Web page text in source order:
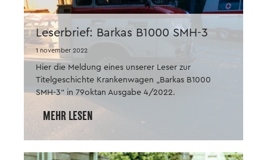
Leserbrief: Barkas B1000 SMH-3
1 november 2022
Hier die Meldung eines unserer Leser zur
Titelgeschichte Krankenwagen „Barkas B1000
SMH-3“ in 79oktan Ausgabe 4/2022.
MEHR LESEN